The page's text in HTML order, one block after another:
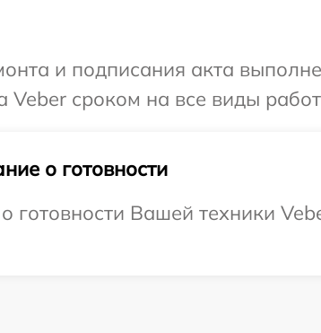
и подписания акта
Veber сроком на все виды
о готовности
Вашей техники